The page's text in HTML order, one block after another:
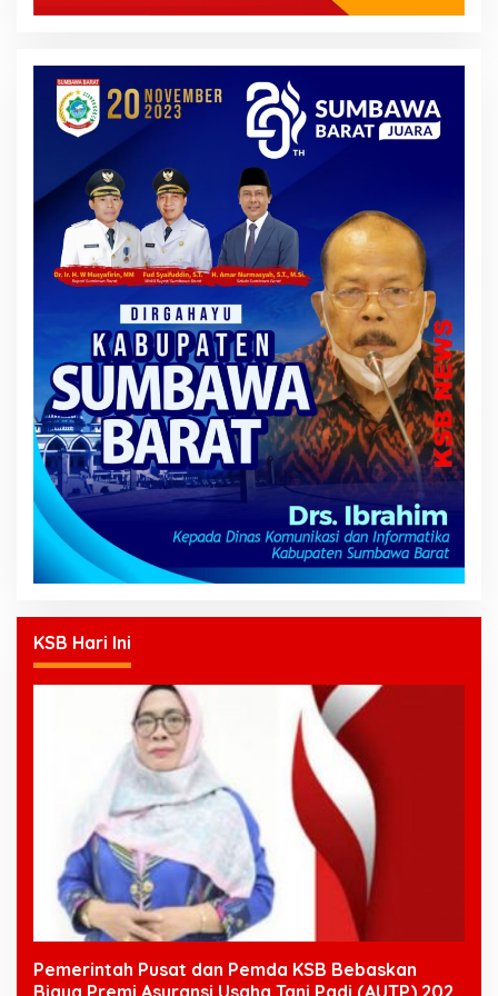
KSB Hari Ini
Pemerintah Pusat dan Pemda KSB Bebaskan
Biaya Premi Asuransi Usaha Tani Padi (AUTP) 2026